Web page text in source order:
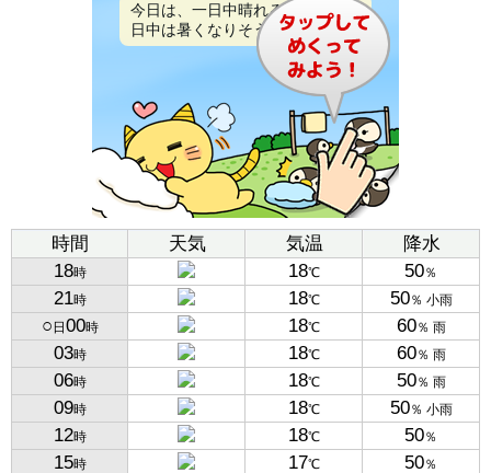
今日は、一日中晴れるでしょう。
日中は暑くなりそうです。
時間 天気 気温
降水
18時 18℃ 50％
21時 18℃ 50％ 小雨
○ 日 00時 18℃ 60％ 雨
03時 18℃ 60％ 雨
06時 18℃ 50％ 雨
09時 18℃ 50％ 小雨
12時 18℃ 50％
15時 17℃ 50％